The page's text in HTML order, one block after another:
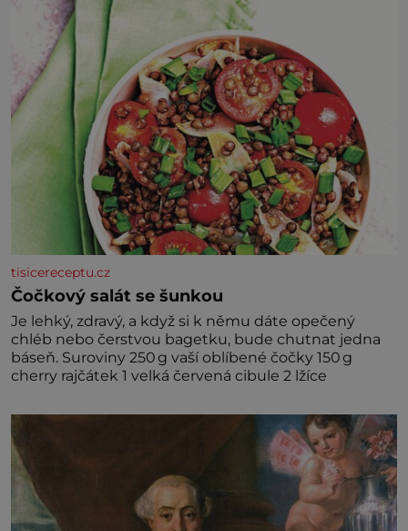
tisicereceptu.cz
Čočkový salát se šunkou
Je lehký, zdravý, a když si k němu dáte opečený
chléb nebo čerstvou bagetku, bude chutnat jedna
báseň. Suroviny 250 g vaší oblíbené čočky 150 g
cherry rajčátek 1 velká červená cibule 2 lžíce